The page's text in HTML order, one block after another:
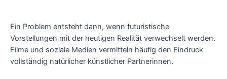
Ein Problem entsteht dann, wenn futuristische
Vorstellungen mit der heutigen Realität verwechselt werden.
Filme und soziale Medien vermitteln häufig den Eindruck
vollständig natürlicher künstlicher Partnerinnen.